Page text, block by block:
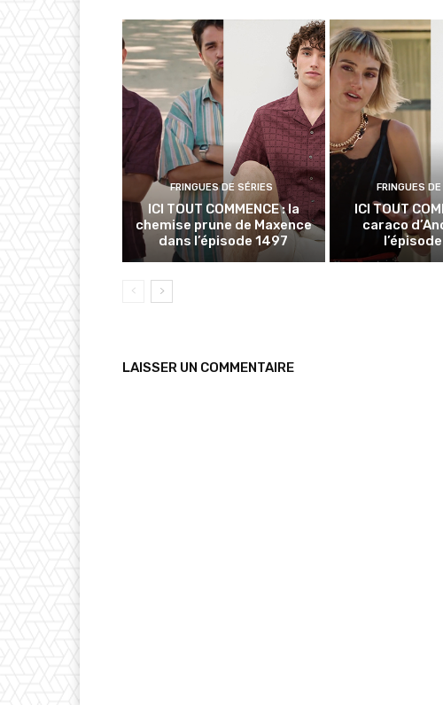
FRINGUES DE SÉRIES
ICI TOUT COMMENCE : la
chemise prune de Maxence
dans l’épisode 1497
FRINGUES
ICI TOUT
caraco
LAISSER UN COMMENTAIRE